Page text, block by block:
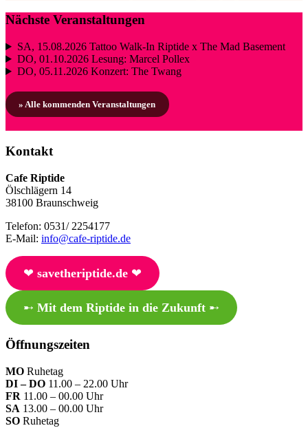
Nächste Veranstaltungen
SA, 15.08.2026Tattoo Walk-In Riptide x The Mad Basement
DO, 01.10.2026Lesung: Marcel Pollex
DO, 05.11.2026Konzert: The Twang
» Alle kommenden Veranstaltungen
Kontakt
Cafe Riptide
Ölschlägern 14
38100 Braunschweig
Telefon: 0531/ 2254177
E-Mail: info@cafe-riptide.de
❤︎ savetheriptide.de❤︎
➸ Mit dem Riptide in die Zukunft➸
Öffnungszeiten
MO Ruhetag
DI – DO 11.00 – 22.00 Uhr
FR 11.00 – 00.00 Uhr
SA 13.00 – 00.00 Uhr
SO Ruhetag